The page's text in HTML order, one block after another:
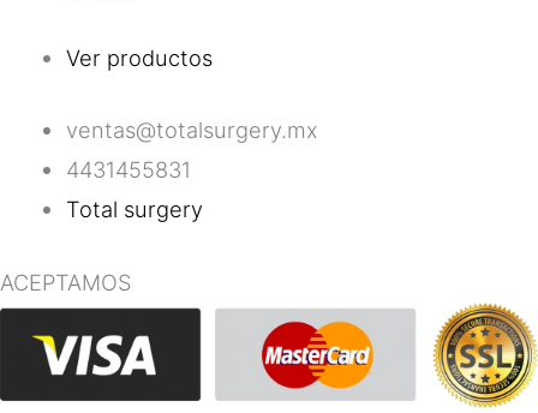
Ver productos
ventas@totalsurgery.mx
4431455831
Total surgery
ACEPTAMOS